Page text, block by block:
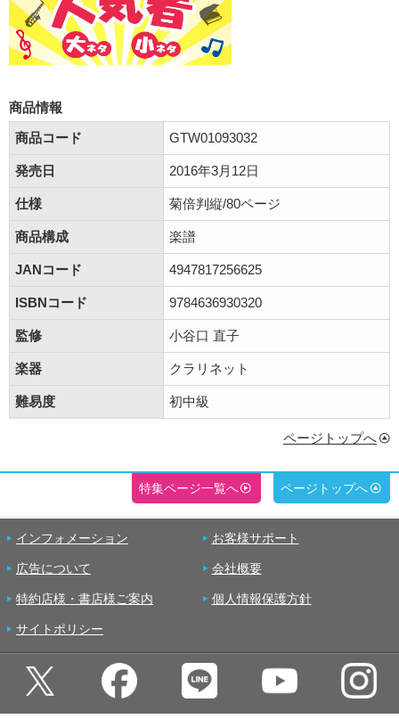
商品情報
商品コード
GTW01093032
発売日 2016年3月12日
仕様 菊倍判縦/80ページ
商品構成 楽譜
JANコード 4947817256625
ISBNコード 9784636930320
監修 小谷口 直子
楽器 クラリネット
難易度 初中級
ページトップへ
特集ページ一覧へ ページトップへ
インフォメーション お客様サポート
広告について 会社概要
特約店様・書店様ご案内 個人情報保護方針
サイトポリシー